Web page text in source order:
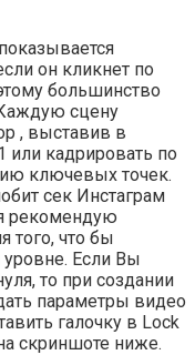
он кликнет по
большинство
сцену
, выставив в
или кадрировать по
ключевых точек.
сек Инстаграм
рекомендую
того, что бы
Если Вы
то при создании
параметры видео
галочку в Lock
скриншоте ниже.